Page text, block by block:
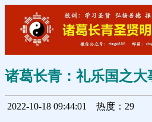
诸葛长青：礼乐国之大
2022-10-18 09:44:01 热度：29